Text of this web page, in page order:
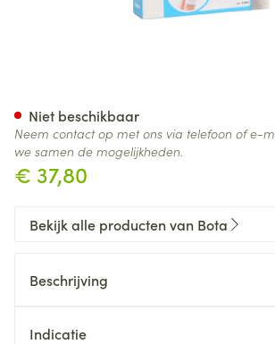
€ 37,80
Niet beschikbaar
Neem contact op met ons via telefoon of e-
we samen de mogelijkheden.
Bekijk alle producten van Bota
Beschrijving
Indicatie